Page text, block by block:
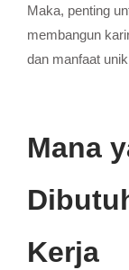
Maka, penting
membangun
dan manfaat
Mana
Kerja